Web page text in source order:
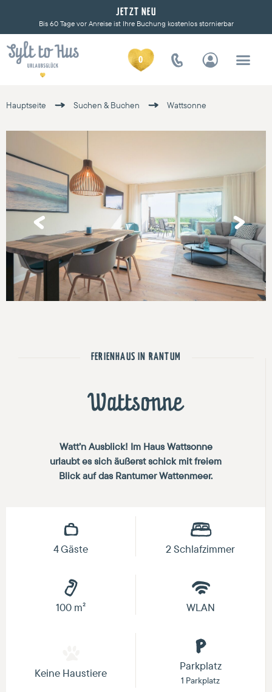
JETZT NEU
Bis 60 Tage vor Anreise ist Ihre Buchung kostenlos stornierbar
0
Hauptseite Suchen & Buchen Wattsonne
Previous Next
FERIENHAUS IN RANTUM
Wattsonne
Watt’n Ausblick! Im Haus Wattsonne
urlaubt es sich äußerst schick mit freiem
Blick auf das Rantumer Wattenmeer.
4 Gäste 2 Schlafzimmer
100 m² WLAN
Keine Haustiere
Parkplatz
1 Parkplatz